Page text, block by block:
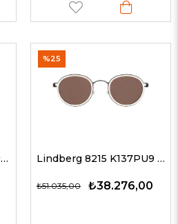
Lindberg 89017 PU9 / ROSE 47 G Unisex Güneş Gözlükleri Lindberg 8215 K137PU9 / KAHVE 47 - 145 G Unisex Güneş Gözlükleri
₺38.276,00
₺51.035,00
%25